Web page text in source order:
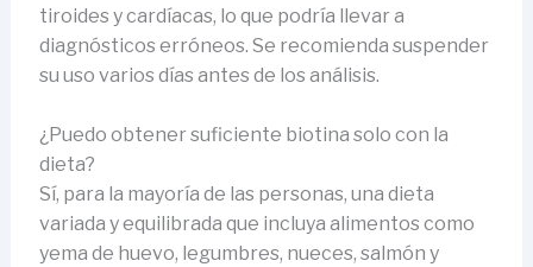
tiroides y cardíacas, lo que podría llevar a
diagnósticos erróneos. Se recomienda suspender
su uso varios días antes de los análisis.
¿Puedo obtener suficiente biotina solo con la
dieta?
Sí, para la mayoría de las personas, una dieta
variada y equilibrada que incluya alimentos como
yema de huevo, legumbres, nueces, salmón y